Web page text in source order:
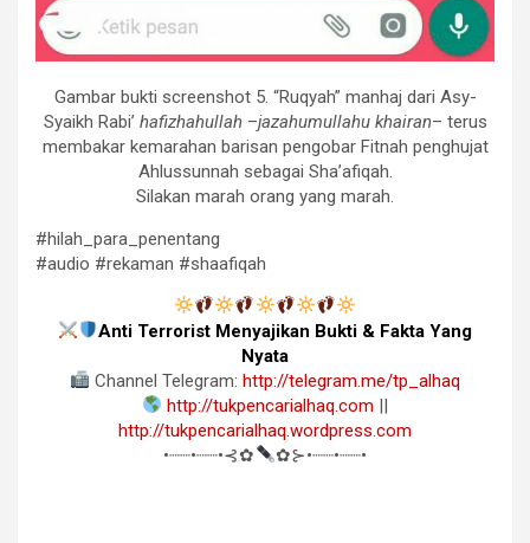
Gambar bukti screenshot 5. “Ruqyah” manhaj dari Asy-
Syaikh Rabi’ hafizhahullah–jazahumullahu khairan– terus
membakar kemarahan barisan pengobar Fitnah penghujat
Ahlussunnah sebagai Sha’afiqah.
Silakan marah orang yang marah.
#hilah_para_penentang
#audio #rekaman #shaafiqah
Anti Terrorist Menyajikan Bukti & Fakta Yang
Nyata
Channel Telegram:http://telegram.me/tp_alhaq
http://tukpencarialhaq.com ||
http://tukpencarialhaq.wordpress.com
•┈┈•┈┈•⊰✿
✿⊱•┈┈•┈┈•